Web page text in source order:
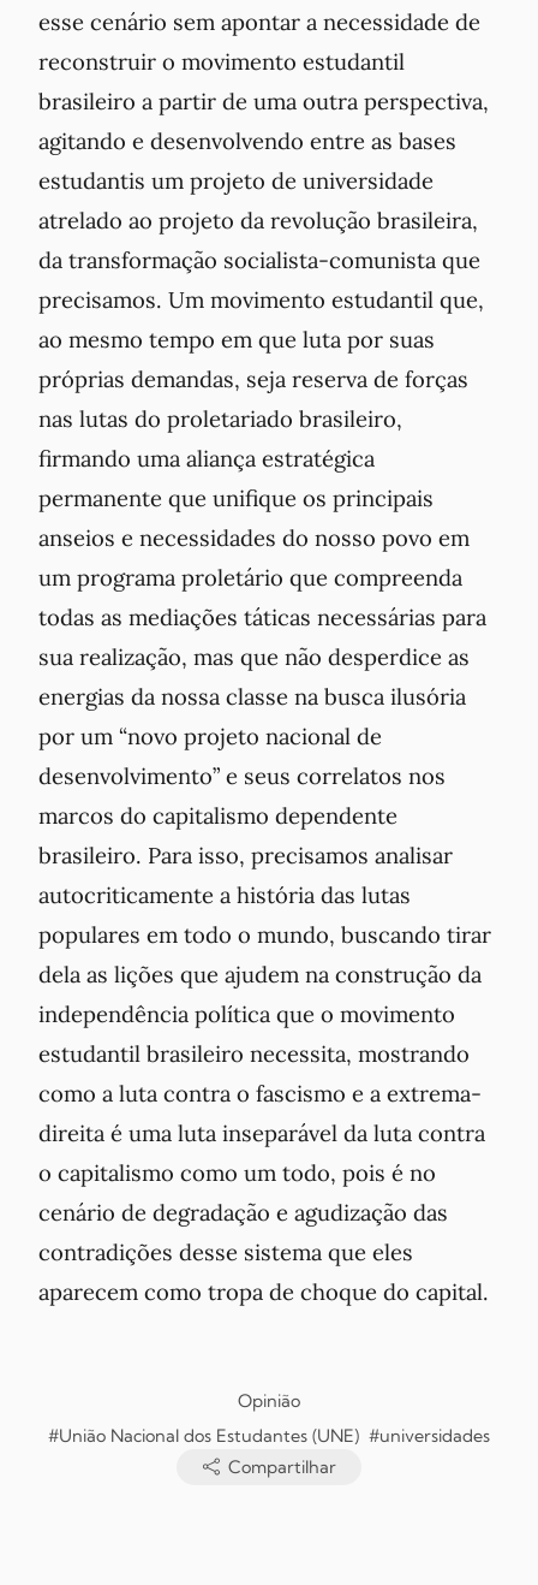
esse cenário sem apontar a necessidade de
reconstruir o movimento estudantil
brasileiro a partir de uma outra perspectiva,
agitando e desenvolvendo entre as bases
estudantis um projeto de universidade
atrelado ao projeto da revolução brasileira,
da transformação socialista-comunista que
precisamos. Um movimento estudantil que,
ao mesmo tempo em que luta por suas
próprias demandas, seja reserva de forças
nas lutas do proletariado brasileiro,
firmando uma aliança estratégica
permanente que unifique os principais
anseios e necessidades do nosso povo em
um programa proletário que compreenda
todas as mediações táticas necessárias para
sua realização, mas que não desperdice as
energias da nossa classe na busca ilusória
por um “novo projeto nacional de
desenvolvimento” e seus correlatos nos
marcos do capitalismo dependente
brasileiro. Para isso, precisamos analisar
autocriticamente a história das lutas
populares em todo o mundo, buscando tirar
dela as lições que ajudem na construção da
independência política que o movimento
estudantil brasileiro necessita, mostrando
como a luta contra o fascismo e a extrema-
direita é uma luta inseparável da luta contra
o capitalismo como um todo, pois é no
cenário de degradação e agudização das
contradições desse sistema que eles
aparecem como tropa de choque do capital.
Opinião
#União Nacional dos Estudantes (UNE) #universidades
Compartilhar